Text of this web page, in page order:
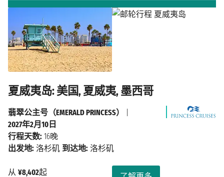
夏威夷岛: 美国, 夏威夷, 墨西哥
从 ¥8,402起
翡翠公主号（EMERALD PRINCESS）
2027年2月10日
行程天数: 16晚
出发地: 洛杉矶 到达地: 洛杉矶